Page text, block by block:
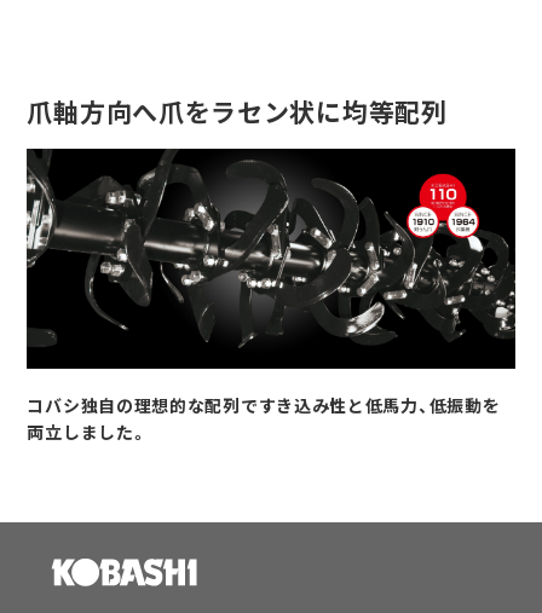
爪軸方向へ爪をラセン状に均等配列
コバシ独自の理想的な配列ですき込み性と低馬力、低振動を
両立しました。